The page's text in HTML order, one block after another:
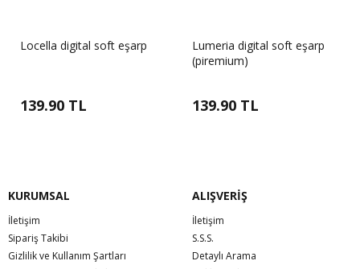
Locella digital soft eşarp
139.90 TL
Lumeria digital soft eşarp
(piremium)
139.90 TL
KURUMSAL
İletişim
Sipariş Takibi
Gizlilik ve Kullanım Şartları
ALIŞVERİŞ
İletişim
S.S.S.
Detaylı Arama